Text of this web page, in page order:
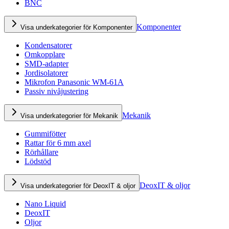
BNC
Visa underkategorier för Komponenter Komponenter
Kondensatorer
Omkopplare
SMD-adapter
Jordisolatorer
Mikrofon Panasonic WM-61A
Passiv nivåjustering
Visa underkategorier för Mekanik Mekanik
Gummifötter
Rattar för 6 mm axel
Rörhållare
Lödstöd
Visa underkategorier för DeoxIT & oljor DeoxIT & oljor
Nano Liquid
DeoxIT
Oljor